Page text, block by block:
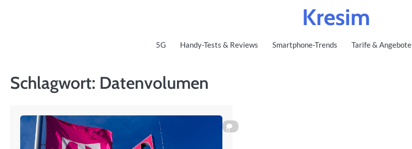
Kresim
5G Handy-Tests & Reviews Smartphone-Trends Tarife & Angebote
Schlagwort: Datenvolumen
0